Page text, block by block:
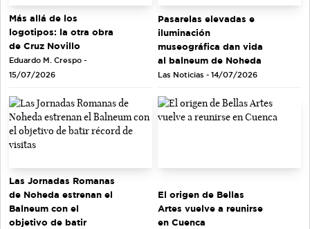
Más allá de los
logotipos: la otra obra
de Cruz Novillo
Eduardo M. Crespo -
15/07/2026
Pasarelas elevadas e
iluminación
museográfica dan vida
al balneum de Noheda
Las Noticias - 14/07/2026
Las Jornadas Romanas
de Noheda estrenan el
Balneum con el
objetivo de batir
El origen de Bellas
Artes vuelve a reunirse
en Cuenca